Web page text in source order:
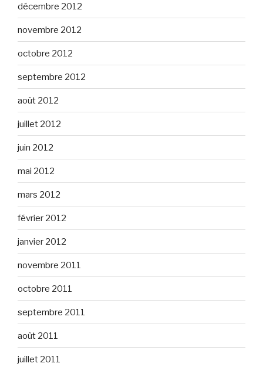
décembre 2012
novembre 2012
octobre 2012
septembre 2012
août 2012
juillet 2012
juin 2012
mai 2012
mars 2012
février 2012
janvier 2012
novembre 2011
octobre 2011
septembre 2011
août 2011
juillet 2011